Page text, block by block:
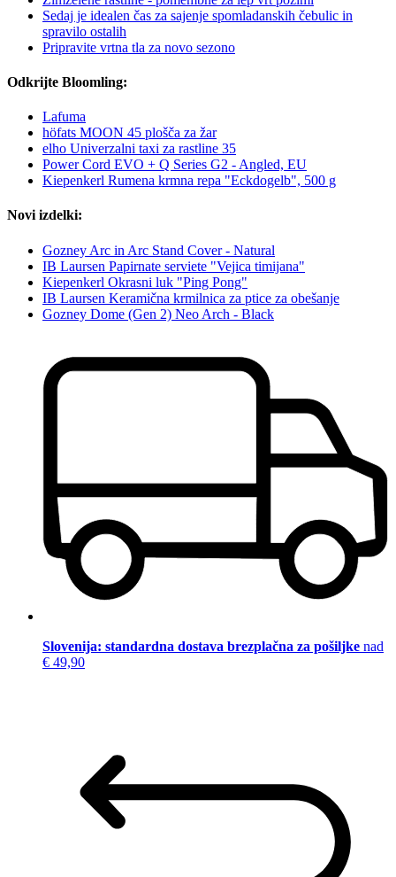
Sedaj je idealen čas za sajenje spomladanskih čebulic in
spravilo ostalih
Pripravite vrtna tla za novo sezono
Odkrijte Bloomling:
Lafuma
höfats MOON 45 plošča za žar
elho Univerzalni taxi za rastline 35
Power Cord EVO + Q Series G2 - Angled, EU
Kiepenkerl Rumena krmna repa "Eckdogelb", 500 g
Novi izdelki:
Gozney Arc in Arc Stand Cover - Natural
IB Laursen Papirnate serviete "Vejica timijana"
Kiepenkerl Okrasni luk "Ping Pong"
IB Laursen Keramična krmilnica za ptice za obešanje
Gozney Dome (Gen 2) Neo Arch - Black
Slovenija: standardna dostava brezplačna za pošiljke nad
€ 49,90